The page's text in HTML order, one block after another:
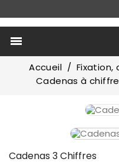

Accueil Fixation,
Cadenas à chiffre
Cadenas 3 Chiffres